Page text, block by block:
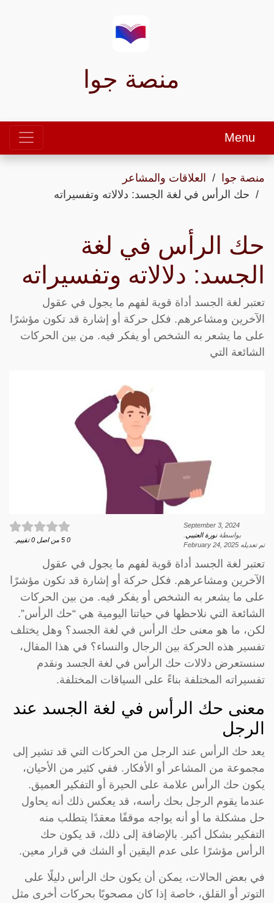
منصة جوا
Menu
منصة جوا
العلاقات والمشاعر
حك الرأس في لغة الجسد: دلالاته وتفسيراته
حك الرأس في لغة
الجسد: دلالاته وتفسيراته
تعتبر لغة الجسد أداة قوية لفهم ما يجول في عقول
الآخرين ومشاعرهم. فكل حركة أو إشارة قد تكون مؤشرًا
على ما يشعر به الشخص أو يفكر فيه. من بين الحركات
الشائعة التي
September 3, 2024
بواسطةنورة العتيبي
تم تعديله February 24, 2025
0
5 من اصل 0 تقييم.
تعتبر لغة الجسد أداة قوية لفهم ما يجول في عقول
الآخرين ومشاعرهم. فكل حركة أو إشارة قد تكون مؤشرًا
على ما يشعر به الشخص أو يفكر فيه. من بين الحركات
الشائعة التي نلاحظها في حياتنا اليومية هي “حك الرأس”.
لكن، ما هو معنى حك الرأس في لغة الجسد؟ وهل يختلف
تفسير هذه الحركة بين الرجال والنساء؟ في هذا المقال،
سنستعرض دلالات حك الرأس في لغة الجسد ونقدم
تفسيراته المختلفة بناءً على السياقات المختلفة.
معنى حك الرأس في لغة الجسد عند
الرجل
يعد حك الرأس عند الرجل من الحركات التي قد تشير إلى
مجموعة من المشاعر أو الأفكار. ففي كثير من الأحيان،
يكون حك الرأس علامة على الحيرة أو التفكير العميق.
عندما يقوم الرجل بحك رأسه، قد يعكس ذلك أنه يحاول
حل مشكلة ما أو أنه يواجه موقفًا معقدًا يتطلب منه
التفكير بشكل أكبر. بالإضافة إلى ذلك، قد يكون حك
الرأس مؤشرًا على عدم اليقين أو الشك في قرار معين.
في بعض الحالات، يمكن أن يكون حك الرأس دليلًا على
التوتر أو القلق، خاصة إذا كان مصحوبًا بحركات أخرى مثل